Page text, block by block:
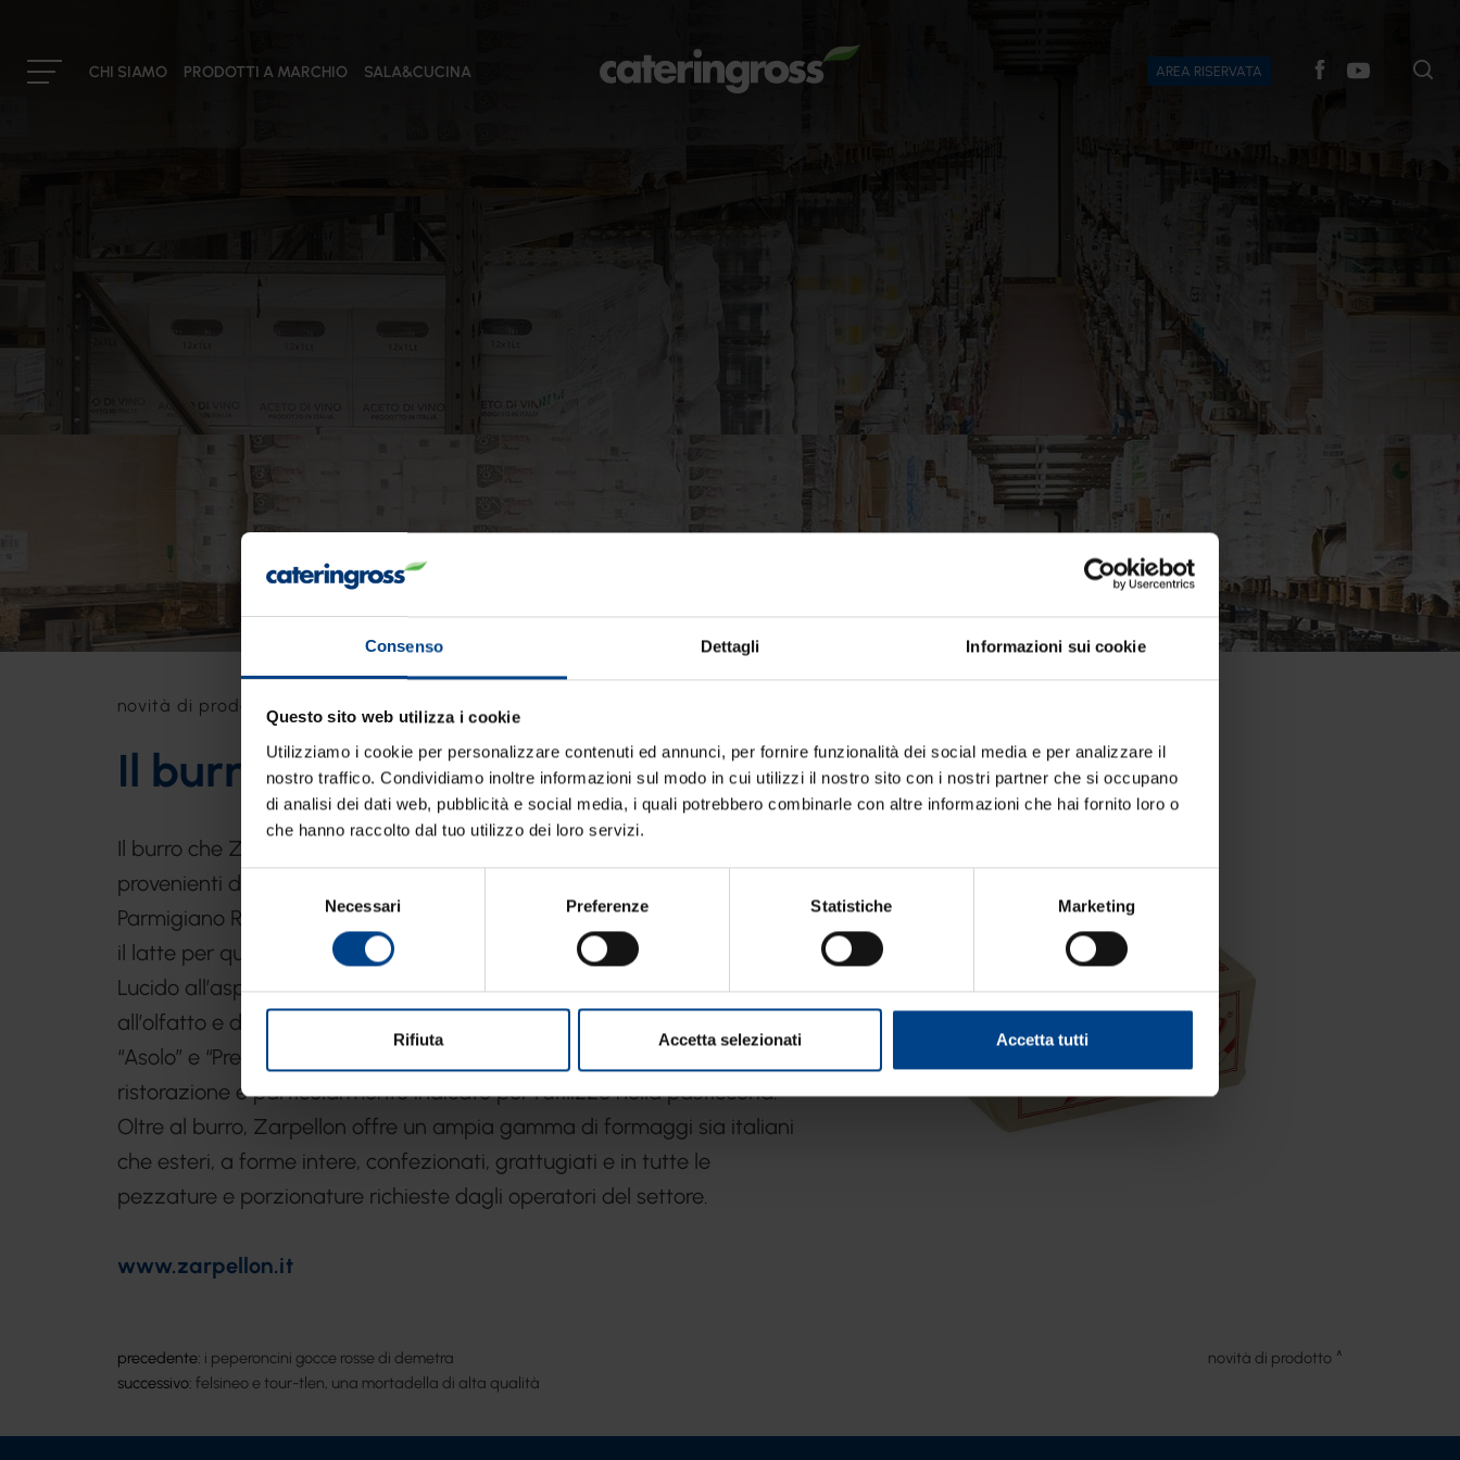
Consenso Dettagli Informazioni sui cookie
Questo sito web utilizza i cookie
Utilizziamo i cookie per personalizzare contenuti ed annunci, per fornire funzionalità dei social media e per analizzare il
nostro traffico. Condividiamo inoltre informazioni sul modo in cui utilizzi il nostro sito con i nostri partner che si occupano
di analisi dei dati web, pubblicità e social media, i quali potrebbero combinarle con altre informazioni che hai fornito loro o
che hanno raccolto dal tuo utilizzo dei loro servizi.
Necessari Preferenze Statistiche Marketing
Rifiuta Accetta selezionati Accetta tutti
CHI SIAMO
Cateringross
PRODOTTI A MARCHIO SALA&CUCINA AREA RISERVATA
novità di prodotto il burro zarpellon, alta qualità per la ristorazione
Il burro Zarpellon, alta qualità per la ristorazione
Il burro che Zarpellon propone all’Horeca è ottenuto dalle panne
provenienti dalle aree di produzione del Grana Padano DOP e del
Parmigiano Reggiano DOP, da quegli stessi allevatori che conferiscono
il latte per questi due grandi formaggi.
Lucido all’aspetto, compatto e solido nella consistenza, profumato
all’olfatto e dal gusto delicato il nostro burro venduto nei marchi
“Asolo” e “Preaplina” è un prodotto di alta qualità, ideale per la
ristorazione e particolarmente indicato per l’utilizzo nella pasticceria.
Oltre al burro, Zarpellon offre un ampia gamma di formaggi sia italiani
che esteri, a forme intere, confezionati, grattugiati e in tutte le
pezzature e porzionature richieste dagli operatori del settore.
www.zarpellon.it
precedente: i peperoncini gocce rosse di demetra
successivo: felsineo e tour-tlen, una mortadella di alta qualità
novità di prodotto